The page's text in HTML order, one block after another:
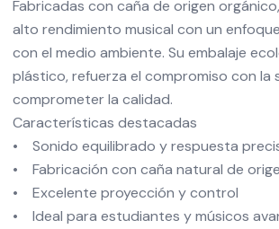
Fabricadas con caña de origen
alto rendimiento musical con un
con el medio ambiente. Su embalaje
plástico, refuerza el compromiso con la
comprometer la calidad.
Características destacadas
• Sonido equilibrado y respuesta
• Fabricación con caña natural de
• Excelente proyección y control
• Ideal para estudiantes y músicos